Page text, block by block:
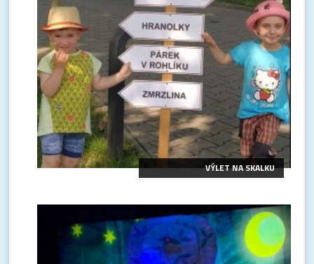
VÝLET NA SKALKU